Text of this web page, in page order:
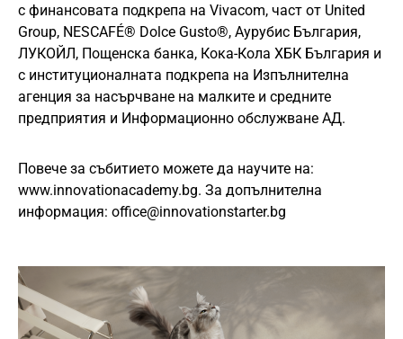
с финансовата подкрепа на Vivacom, част от United
Group, NESCAFÉ® Dolce Gusto®, Аурубис България,
ЛУКОЙЛ, Пощенска банка, Кока-Кола ХБК България и
с институционалната подкрепа на Изпълнителна
агенция за насърчване на малките и средните
предприятия и Информационно обслужване АД.
Повече за събитието можете да научите на:
www.innovationacademy.bg. За допълнителна
информация: office@innovationstarter.bg